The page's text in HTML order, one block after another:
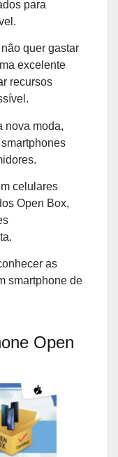
para
quer gastar
excelente
recursos
nova moda,
celulares
Open Box,
as
smartphone de
Open